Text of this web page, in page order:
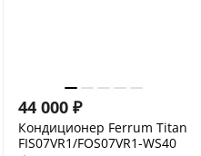
44 000 ₽
Кондиционер Ferrum Titan
FIS07VR1/FOS07VR1-WS40